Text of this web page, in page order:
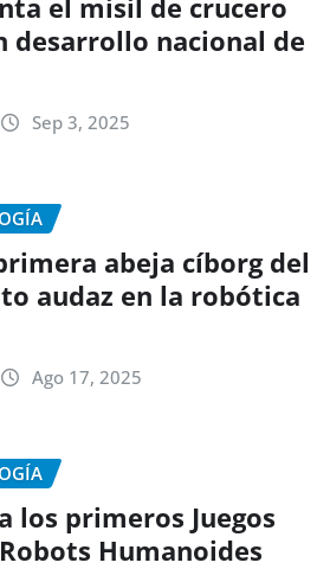
el misil de crucero
desarrollo nacional de
Sep 3, 2025
abeja cíborg del
audaz en la robótica
Ago 17, 2025
los primeros Juegos
Humanoides